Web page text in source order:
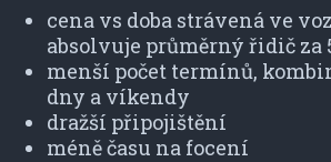
cena vs doba strávená ve
absolvuje průměrný řidič za
menší počet termínů,
dny a víkendy
dražší připojištění
méně času na focení